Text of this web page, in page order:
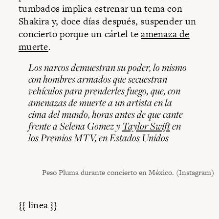
tumbados implica estrenar un tema con
Shakira y, doce días después, suspender un
concierto porque un cártel teamenaza de
muerte.
Los narcos demuestran su poder, lo mismo
con hombres armados que secuestran
vehículos para prenderles fuego, que, con
amenazas de muerte a un artista en la
cima del mundo, horas antes de que cante
frente a Selena Gomez yTaylor Swiften
los Premios MTV, en Estados Unidos
Peso Pluma durante concierto en México. (Instagram)
{{ linea }}